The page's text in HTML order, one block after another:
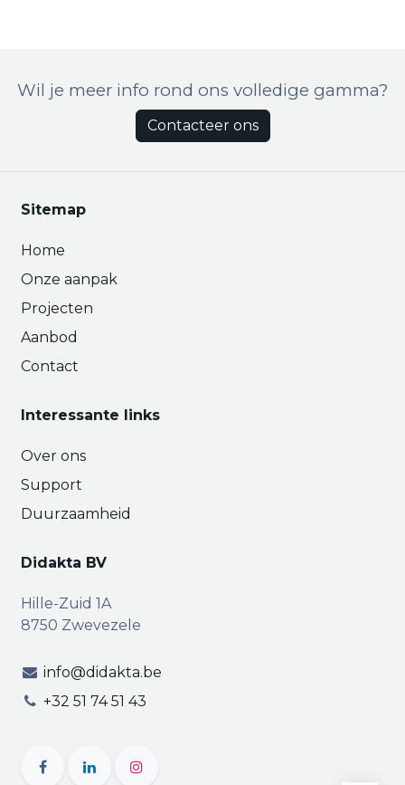
Wil je meer info rond ons volledige gamma?
Contacteer ons
Sitemap
Home
Onze aanpak
Projecten
Aanbod
Contact
Interessante links
Over ons
Support
Duurzaamheid
Didakta BV
Hille-Zuid 1A
8750 Zwevezele
info@didakta.be
+32 51 74 51 43